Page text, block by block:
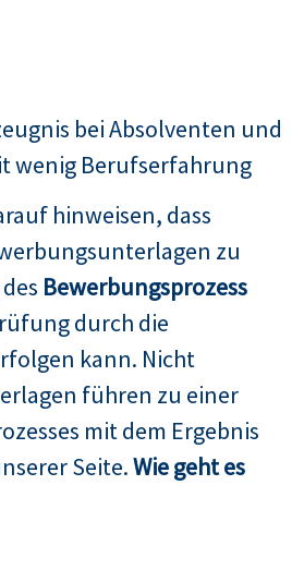
bei Absolventen und
wenig Berufserfahrung
hinweisen, dass
zu
Bewerbungsprozess
durch die
kann. Nicht
führen zu einer
mit dem Ergebnis
Seite.Wie geht es